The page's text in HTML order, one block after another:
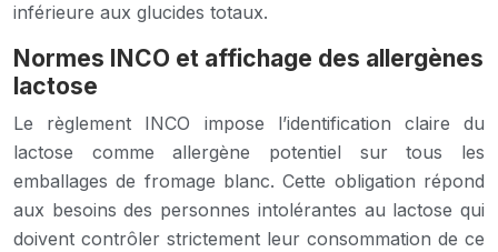
inférieure aux glucides totaux.
Normes INCO et affichage des allergènes
lactose
Le règlement INCO impose l’identification claire du
lactose comme allergène potentiel sur tous les
emballages de fromage blanc. Cette obligation répond
aux besoins des personnes intolérantes au lactose qui
doivent contrôler strictement leur consommation de ce